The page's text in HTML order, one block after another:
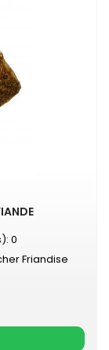
0
Friandise